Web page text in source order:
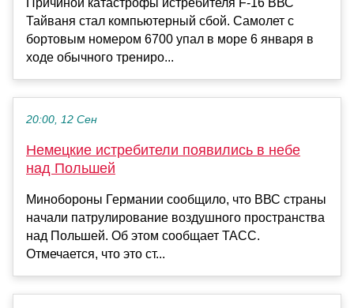
Причиной катастрофы истребителя F-16 ВВС
Тайваня стал компьютерный сбой. Самолет c
бортовым номером 6700 упал в море 6 января в
ходе обычного трениро...
20:00, 12 Сен
Немецкие истребители появились в небе
над Польшей
Минобороны Германии сообщило, что ВВС страны
начали патрулирование воздушного пространства
над Польшей. Об этом сообщает ТАСС.
Отмечается, что это ст...